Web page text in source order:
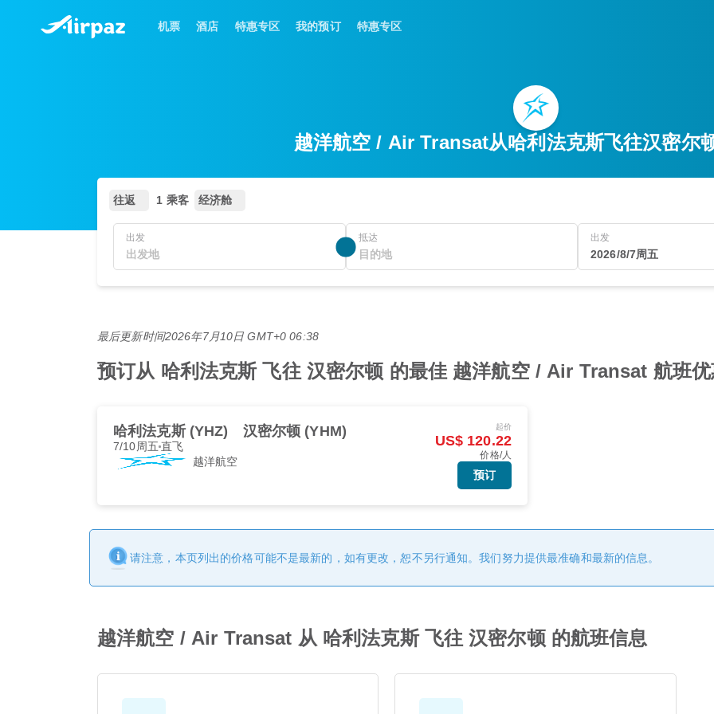
机票 酒店 特惠专区 我的预订 特惠专区
越洋航空 / Air Transat从哈利法克斯飞往汉密尔
往返 1 乘客 经济舱
出发 抵达 出发
2026/8/7周五
最后更新时间2026年7月10日 GMT+0 06:38
预订从 哈利法克斯 飞往 汉密尔顿 的最佳 越洋航空 / Air Transat 航班
哈利法克斯 (YHZ) 汉密尔顿 (YHM)
7/10周五 直飞
越洋航空
起价
US$ 120.22
价格/人
预订
请注意，本页列出的价格可能不是最新的，如有更改，恕不另行通知。我们努力提供最准确和最新的信息。
越洋航空 / Air Transat 从 哈利法克斯 飞往 汉密尔顿 的航班信息